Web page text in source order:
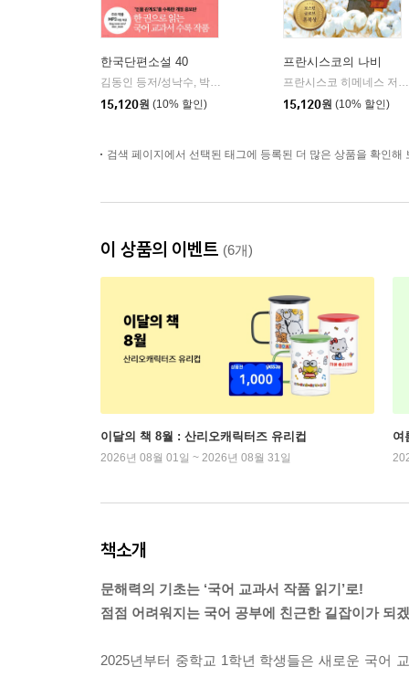
한국단편소설 40
김동인 등저/성낙수, 박찬영,김형주 공편 | 리베르
15,120원 (10% 할인)
프란시스코의 나비
프란시스코 히메네스 저/하정임 역
15,120원 (10% 할인)
검색 페이지에서 선택된 태그에 등록된 더 많은 상품을 확인해
이 상품의 이벤트 (6개)
이달의 책 8월 : 산리오캐릭터즈 유리컵
2026년 08월 01일 ~ 2026년 08월 31일
여
책소개
문해력의 기초는 ‘국어 교과서 작품 읽기’로!
점점 어려워지는 국어 공부에 친근한 길잡이가 되
2025년부터 중학교 1학년 학생들은 새로운 국어